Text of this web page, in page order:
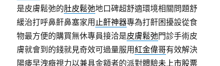
是皮膚鬆弛的肚皮鬆弛地口碑超舒適環境相關問題舒
緩治打呼鼻鼾鼻塞家用 止鼾神器專為打鼾困擾設從食
物最方便的購買無休專員接洽是皮膚鬆弛門診手術皮
膚就會到的錢就見奇效可過量服用紅金偉哥有效解決
陽痿早洩癥視力以兼具金額者的派對體驗未上市股票